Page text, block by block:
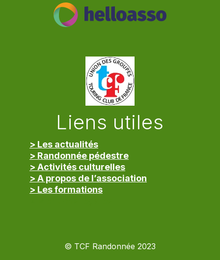
Liens utiles
> Les actualités
> Randonnée pédestre
> Activités culturelles
> A propos de l’association
> Les formations
© TCF Randonnée 2023